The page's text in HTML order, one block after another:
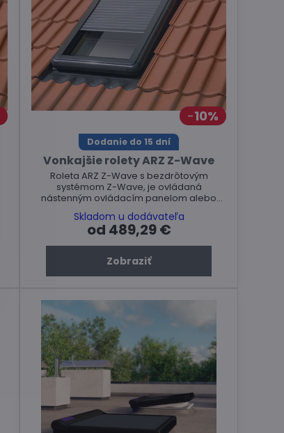
10%
Dodanie do 15 dní
Vonkajšie rolety ARZ Z-Wave
Roleta ARZ Z-Wave s bezdrôtovým
systémom Z-Wave, je ovládaná
nástenným ovládacím panelom alebo
diaľkovým ovládačom, napájaná 12V DC.
Skladom u dodávateľa
od 489,29 €
Zobraziť